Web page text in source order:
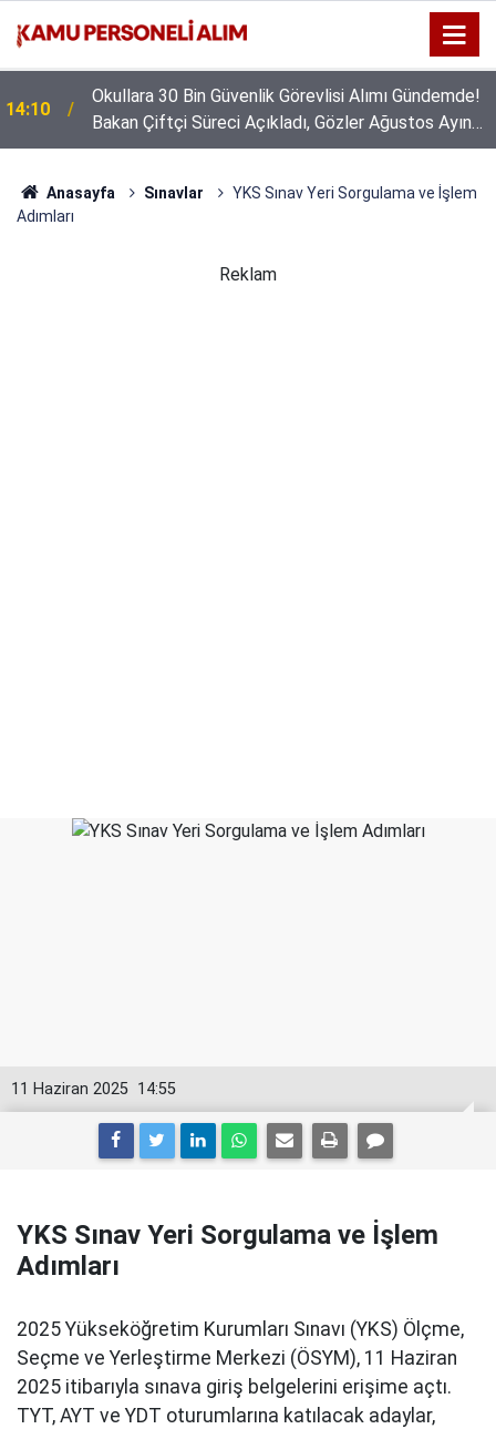
14:10
Okullara 30 Bin Güvenlik Görevlisi Alımı Gündemde!
Bakan Çiftçi Süreci Açıkladı, Gözler Ağustos Ayına
Çevrildi
Anasayfa Sınavlar
YKS Sınav Yeri Sorgulama ve İşlem
Adımları
Reklam
14:55
11 Haziran 2025
YKS Sınav Yeri Sorgulama ve İşlem
Adımları
2025 Yükseköğretim Kurumları Sınavı (YKS) Ölçme,
Seçme ve Yerleştirme Merkezi (ÖSYM), 11 Haziran
2025 itibarıyla sınava giriş belgelerini erişime açtı.
TYT, AYT ve YDT oturumlarına katılacak adaylar,